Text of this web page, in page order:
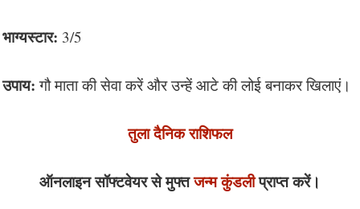
भाग्यस्टार: 3/5
उपाय: गौ माता की सेवा करें और उन्हें आटे की लोई बनाकर खिलाएं।
तुला दैनिक राशिफल
ऑनलाइन सॉफ्टवेयर से मुफ्तजन्म कुंडलीप्राप्त करें।